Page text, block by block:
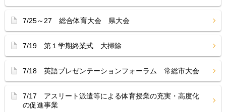
7/25～27 総合体育大会 県大会
7/19 第１学期終業式 大掃除
7/18 英語プレゼンテーションフォーラム 常総市大会
7/17 アスリート派遣等による体育授業の充実・高度化
の促進事業